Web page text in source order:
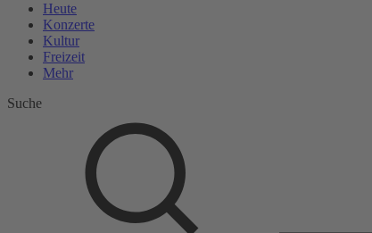
Heute
Konzerte
Kultur
Freizeit
Mehr
Suche